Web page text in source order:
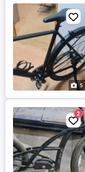
5
2